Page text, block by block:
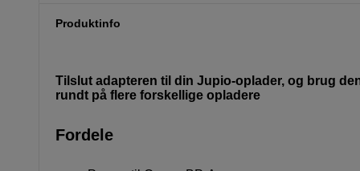
Produktinfo
Tilslut adapteren til din Jupio-oplader, og brug
rundt på flere forskellige opladere
Fordele